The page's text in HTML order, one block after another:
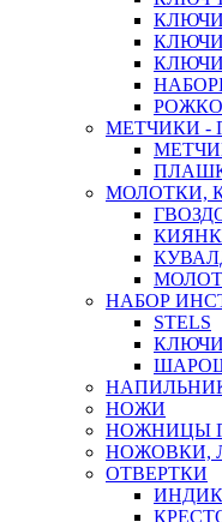
МЕТЧИКИ -
МОЛОТКИ,
НАБОР
STELS
НОЖИ
НОЖНИЦЫ
НОЖОВКИ,
ОТВЕРТКИ